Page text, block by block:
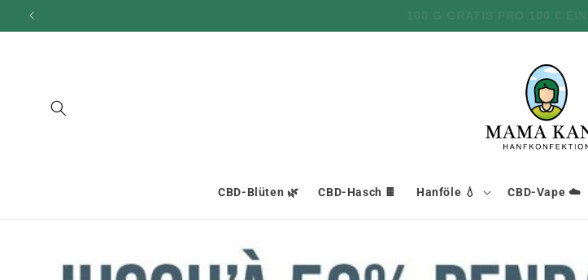
und zum
CBD-Blüten 🌿 CBD-Hasch 🍫 Hanföle 💧 CBD-Vape ☁️